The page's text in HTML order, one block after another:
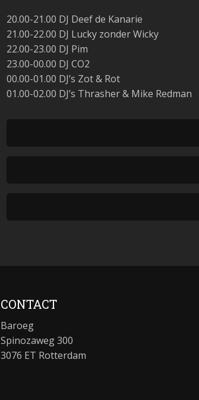
20.00-21.00 DJ Deef de Kanarie
21.00-22.00 DJ Lucky zonder Wicky
22.00-23.00 DJ Pim
23.00-00.00 DJ CO2
00.00-01.00 DJ’s Zot & Rot
01.00-02.00 DJ’s Thrasher & Mike Redman
CONTACT
Baroeg
Spinozaweg 300
3076 ET Rotterdam